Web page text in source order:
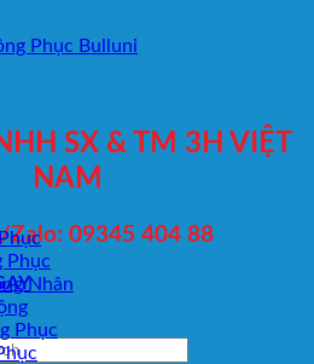
SX & TM 3H VIỆT
NAM
09345 404 88
Phục
Nhân
Phục